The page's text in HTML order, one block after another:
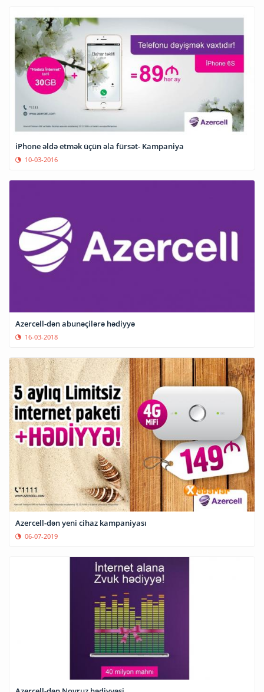
iPhone əldə etmək üçün əla fürsət- Kampaniya
10-03-2016
Azercell-dən abunəçilərə hədiyyə
16-03-2018
Azercell-dən yeni cihaz kampaniyası
06-07-2019